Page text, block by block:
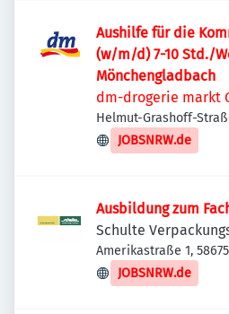
Aushilfe für die
(w/m/d) 7-10 Std./
Mönchengladbach
dm-drogerie markt
Helmut-Grashoff-
Mönchengladbach,
JOBSNRW.de
Ausbildung zum
Schulte
Amerikastraße 1,
JOBSNRW.de